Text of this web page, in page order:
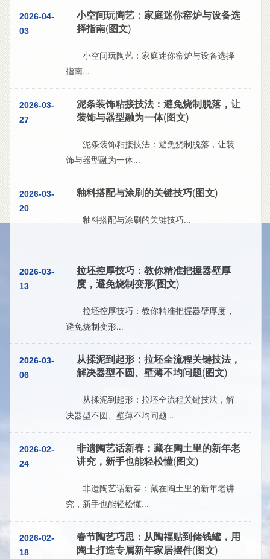
2026-04-
03
小空间玩陶艺：家庭迷你窑炉与设备选
择指南(图文)
小空间玩陶艺：家庭迷你窑炉与设备选择
指南...
2026-03-
27
泥条装饰粘接技法：避免烧制脱落，让
装饰与器型融为一体(图文)
泥条装饰粘接技法：避免烧制脱落，让装
饰与器型融为一体...
2026-03-
20
釉料搭配与涂刷的关键技巧(图文)
釉料搭配与涂刷的关键技巧...
2026-03-
13
拉坯控厚技巧：教你精准把握器壁厚
度，避免烧制变形(图文)
拉坯控厚技巧：教你精准把握器壁厚度，
避免烧制变形...
2026-03-
06
从揉泥到起形：拉坯全流程关键技法，
解决器型不圆、壁薄不均问题(图文)
从揉泥到起形：拉坯全流程关键技法，解
决器型不圆、壁薄不均问题...
2026-02-
24
非遗陶艺话新春：藏在陶土里的新年老
讲究，新手也能轻松懂(图文)
非遗陶艺话新春：藏在陶土里的新年老讲
究，新手也能轻松懂...
2026-02-
18
春节陶艺巧思：从陶福贴到储钱罐，用
陶土打造专属新年家居摆件(图文)